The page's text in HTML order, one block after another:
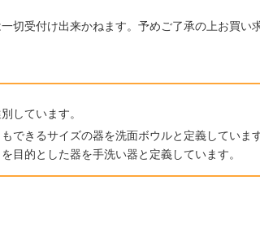
受付け出来かねます。予めご了承の上お買い
しています。
できるサイズの器を洗面ボウルと定義しています
目的とした器を手洗い器と定義しています。